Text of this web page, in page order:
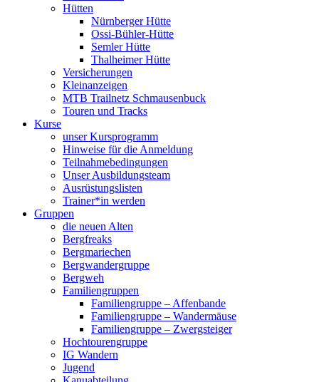
Hütten
Nürnberger Hütte
Ossi-Bühler-Hütte
Semler Hütte
Thalheimer Hütte
Versicherungen
Kleinanzeigen
MTB Trailnetz Schmausenbuck
Touren und Tracks
Kurse
unser Kursprogramm
Hinweise für die Anmeldung
Teilnahmebedingungen
Unser Ausbildungsteam
Ausrüstungslisten
Trainer*in werden
Gruppen
die neuen Alten
Bergfreaks
Bergmariechen
Bergwandergruppe
Bergweh
Familiengruppen
Familiengruppe – Affenbande
Familiengruppe – Wandermäuse
Familiengruppe – Zwergsteiger
Hochtourengruppe
IG Wandern
Jugend